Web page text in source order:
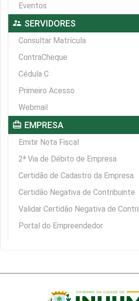
Eventos
supervisor_account SERVIDORES
Consultar Matrícula
ContraCheque
Cédula C
Primeiro Acesso
Webmail
card_travel EMPRESA
Emitir Nota Fiscal
2ª Via de Débito de Empresa
Certidão de Cadastro da Empresa
Certidão Negativa de Contribuinte
Validar Certidão Negativa de
Portal do Empreendedor